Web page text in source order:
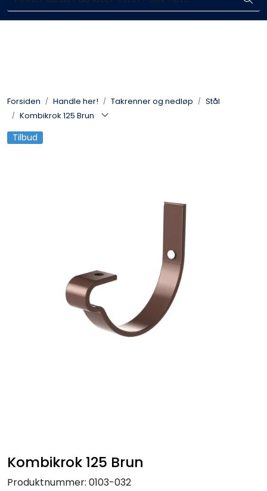
Skip to main contentEnkelt kjøp, hentes i butikk (Sandefjord)
Forsiden Handle her! Takrenner og nedløp
Stål
Kombikrok 125 Brun
Tilbud
Kombikrok 125 Brun
Produktnummer: 0103-032
Taktekking
FOAMGLAS®
Kunngjøringer!